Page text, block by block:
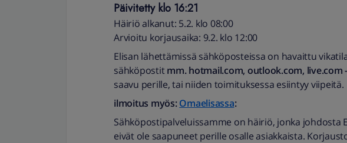
Päivitetty klo 16:21
Häiriö alkanut: 5.2. klo 08:00
Arvioitu korjausaika: 9.2. klo 12:00
Elisan lähettämissä sähköposteissa on havaittu
sähköpostitmm. hotmail.com, outlook.com, live.com
saavu perille, tai niiden toimituksessa esiintyy viipeitä.
ilmoitus myös:Omaelisassa:
Sähköpostipalveluissamme on häiriö, jonka
eivät ole saapuneet perille osalle asiakkaista.